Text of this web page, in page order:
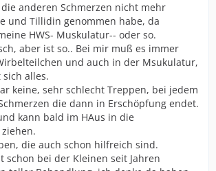
anderen Schmerzen nicht mehr
und Tillidin genommen habe, da
HWS- Muskulatur-- oder so.
aber ist so.. Bei mir muß es immer
und auch in der Msukulatur,
alles.
keine, sehr schlecht Treppen, bei jedem
die dann in Erschöpfung endet.
kann bald im HAus in die
die auch schon hilfreich sind.
schon bei der Kleinen seit Jahren